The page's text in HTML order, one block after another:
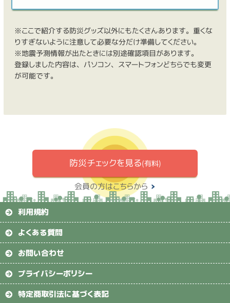
※ここで紹介する防災グッズ以外にもたくさんあります。重くな
りすぎないように注意して必要な分だけ準備してください。
※地震予測情報が出たときには別途確認項目があります。
登録しました内容は、パソコン、スマートフォンどちらでも変更
が可能です。
防災チェックを見る(有料)
会員の方はこちらから
利用規約
よくある質問
お問い合わせ
プライバシーポリシー
特定商取引法に基づく表記